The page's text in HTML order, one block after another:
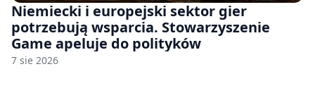
Niemiecki i europejski sektor gier
potrzebują wsparcia. Stowarzyszenie
Game apeluje do polityków
7 sie 2026